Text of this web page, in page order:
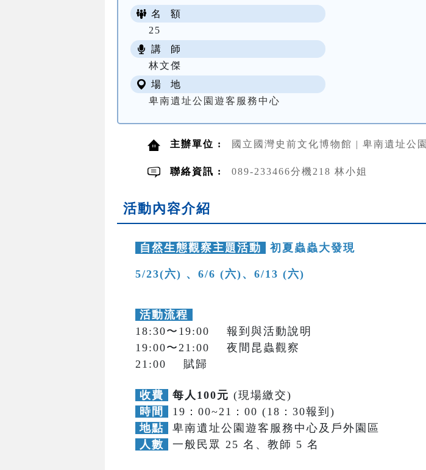
名 額
25
講 師
林文傑
場 地
卑南遺址公園遊客服務中心
主辦單位 : 國立國灣史前文化博物館 | 卑南遺址公園
聯絡資訊 : 089-233466分機218 林小姐
活動內容介紹
自然生態觀察主題活動 初夏蟲蟲大發現
5/23(六) 、6/6 (六)、6/13 (六)
活動流程
18:30〜19:00 報到與活動說明
19:00〜21:00 夜間昆蟲觀察
21:00 賦歸
收費 每人100元 (現場繳交)
時間
19：00~21：00 (18：30報到)
地點
卑南遺址公園遊客服務中心及戶外園區
人數
一般民眾 25 名、教師 5 名